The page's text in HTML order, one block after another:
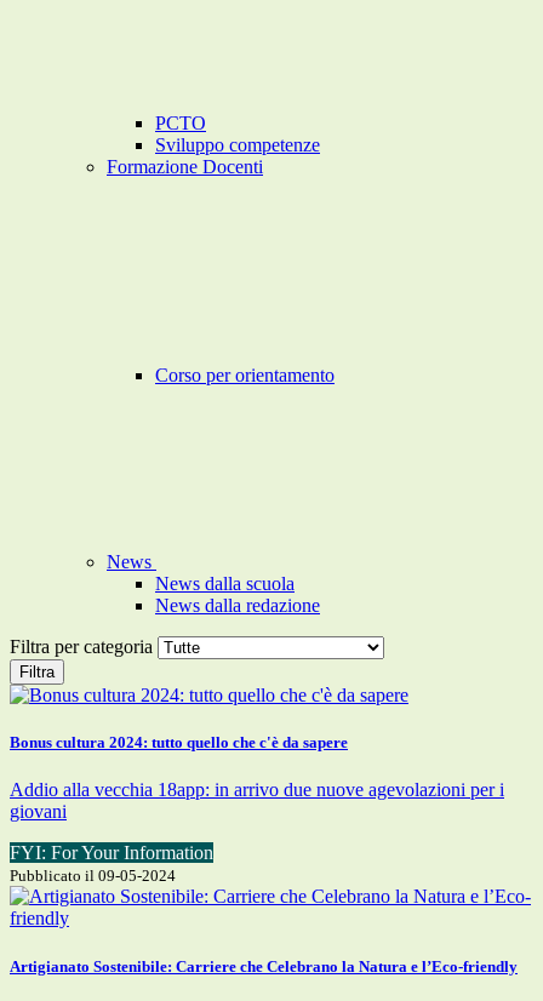
PCTO
Sviluppo competenze
Formazione Docenti
Corso per orientamento
News
News dalla scuola
News dalla redazione
Filtra per categoria
Filtra
Bonus cultura 2024: tutto quello che c'è da sapere
Addio alla vecchia 18app: in arrivo due nuove agevolazioni per i
giovani
FYI: For Your Information
Pubblicato il 09-05-2024
Artigianato Sostenibile: Carriere che Celebrano la Natura e l’Eco-friendly